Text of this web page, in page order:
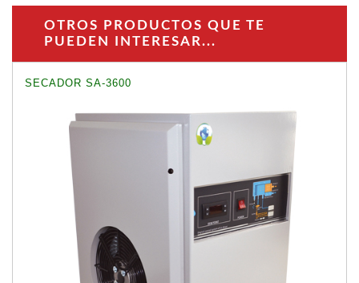
OTROS PRODUCTOS QUE TE
PUEDEN INTERESAR...
SECADOR SA-3600